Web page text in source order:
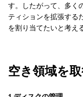
す。したがって、多く
ティションを拡張する
を割り当てたいと考え
空き領域を